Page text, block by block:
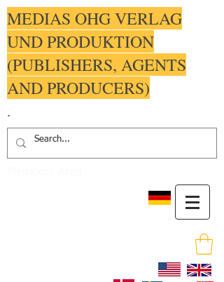
MEDIAS OHG VERLAG
UND PRODUKTION
(PUBLISHERS, AGENTS
AND PRODUCERS)
.